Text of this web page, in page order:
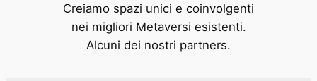
Creiamo spazi unici e coinvolgenti
nei migliori Metaversi esistenti.
Alcuni dei nostri partners.